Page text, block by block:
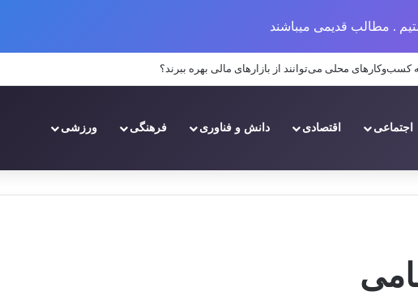
. مطالب قدیمی میباشند
کسب‌وکارهای محلی می‌توانند از بازارهای مالی بهره ببرند؟
اجتماعی اقتصادی دانش و فناوری فرهنگی ورزشی